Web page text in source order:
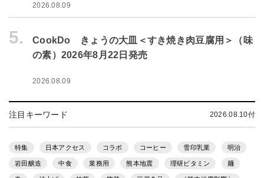
2026.08.09
5.
CookDo きょうの大皿＜すき焼き肉豆腐用＞（味
の素）2026年8月22日発売
2026.08.09
注目キーワード 2026.08.10付
特集 日本アクセス コラボ コーヒー 雪印乳業 明治
岩田醸造 中食 業務用 熊本地震 理研ビタミン 麺